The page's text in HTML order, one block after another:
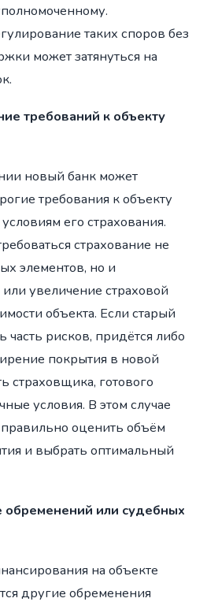
таких споров без
может затянуться на
требований к объекту
новый банк может
требования к объекту
его страхования.
страхование не
элементов, но и
увеличение страховой
объекта. Если старый
рисков, придётся либо
покрытия в новой
страховщика, готового
условия. В этом случае
оценить объём
и выбрать оптимальный
обременений или судебных
на объекте
другие обременения